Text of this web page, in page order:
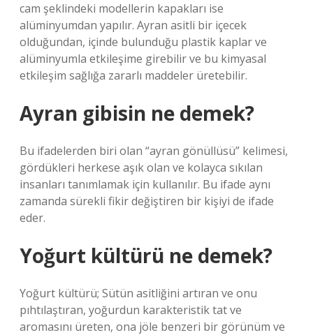
cam şeklindeki modellerin kapakları ise
alüminyumdan yapılır. Ayran asitli bir içecek
olduğundan, içinde bulunduğu plastik kaplar ve
alüminyumla etkileşime girebilir ve bu kimyasal
etkileşim sağlığa zararlı maddeler üretebilir.
Ayran gibisin ne demek?
Bu ifadelerden biri olan “ayran gönüllüsü” kelimesi,
gördükleri herkese aşık olan ve kolayca sıkılan
insanları tanımlamak için kullanılır. Bu ifade aynı
zamanda sürekli fikir değiştiren bir kişiyi de ifade
eder.
Yoğurt kültürü ne demek?
Yoğurt kültürü; Sütün asitliğini artıran ve onu
pıhtılaştıran, yoğurdun karakteristik tat ve
aromasını üreten, ona jöle benzeri bir görünüm ve